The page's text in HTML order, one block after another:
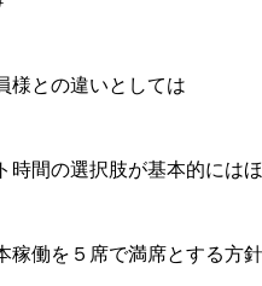
様との違いとしては
時間の選択肢が基本的には
稼働を５席で満席とする方